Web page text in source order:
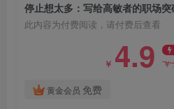
此内容为付费阅读，请付费后查看
￥ 4.9 ￥
黄金会员 免费